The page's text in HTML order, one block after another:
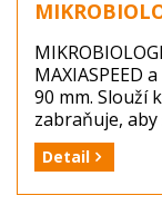
MAXIASPEED
90 mm. Slouží
zabraňuje, aby
vzduchu.
každém
Detail